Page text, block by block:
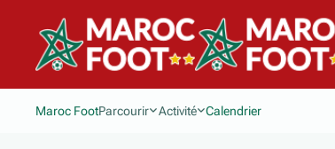
Maroc FootParcourir Activité Calendrier